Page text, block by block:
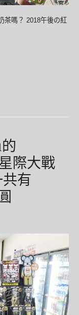
嗎？ 2018午後の紅
際大戰
有